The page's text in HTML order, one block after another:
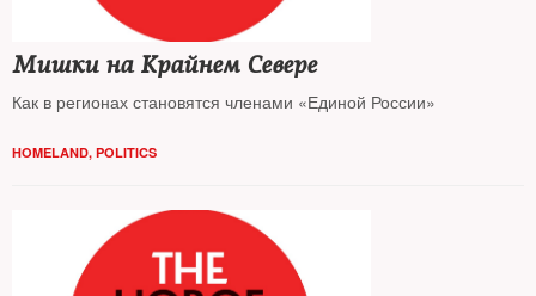
Мишки на Крайнем Севере
Как в регионах становятся членами «Единой России»
HOMELAND, POLITICS